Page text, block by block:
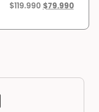
$119.990 $79.990